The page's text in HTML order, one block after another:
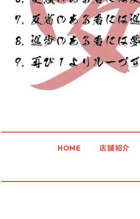
HOME 店舗紹介